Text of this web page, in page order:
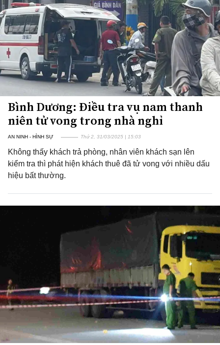
Bình Dương: Điều tra vụ nam thanh
niên tử vong trong nhà nghỉ
AN NINH - HÌNH SỰ Thứ 2, 31/03/2025 | 15:03
Không thấy khách trả phòng, nhân viên khách sạn lên
kiểm tra thì phát hiện khách thuê đã tử vong với nhiều dấu
hiệu bất thường.